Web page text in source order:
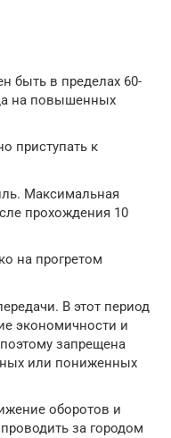
быть в пределах 60-
на повышенных
приступать к
Максимальная
прохождения 10
на прогретом
В этот период
экономичности и
запрещена
или пониженных
оборотов и
за городом